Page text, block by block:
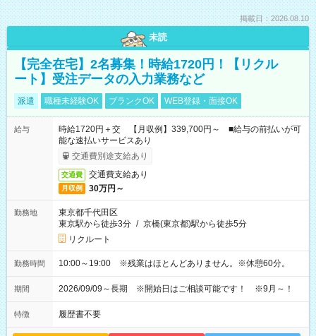
掲載日：2026.08.10
未読
【完全在宅】2名募集！時給1720円！【リクル
ート】受注データの入力業務など
派遣 職種未経験OK ブランクOK WEB登録・面接OK
給与
時給1720円＋交 【月収例】339,700円～ ■給与の前払いが可
能な速払いサービスあり
交通費別途支給あり
交通費 交通費支給あり
月収例 30万円～
勤務地
東京都千代田区
東京駅から徒歩3分 / 京橋(東京都)駅から徒歩5分
リクルート
勤務時間 10:00～19:00 ※残業はほとんどありません。※休憩60分。
期間 2026/09/09～長期 ※開始日はご相談可能です！ ※9月～！
特徴 履歴書不要